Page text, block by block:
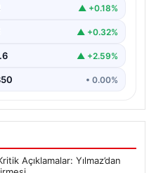
▲ +0.18%
▲ +0.32%
▲ +2.59%
• 0.00%
Açıklamalar: Yılmaz’dan